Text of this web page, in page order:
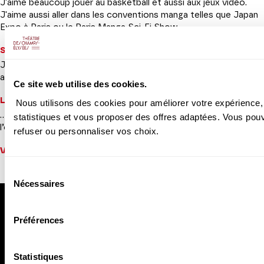
Ce site web utilise des cookies.
Nous utilisons des cookies pour améliorer votre
statistiques et vous proposer des offres adaptées. Vous
refuser ou personnaliser vos choix.
du Nécessaires
Préférences
Statistiques
J'aime beaucoup jouer au basketball et aussi aux jeux vidéo.
J'aime aussi aller dans les conventions manga telles que Japan
Expo à Paris ou le Paris Manga Sci-Fi Show.
Si vous n’étiez pas musicien, vous seriez…
J’aurais sans doute intégré la Marine nationale. Ou peut-être
aurais-je pu être un bêta testeur de jeux vidéo RPG.
La plus belle des carrières serait…
... de toucher à tout que ce soit l’opéra, la comédie musicale ou
l’oratorio. J'aimerais pouvoir en chanter le plus possible.
Votre playlist idéale en 5 titres